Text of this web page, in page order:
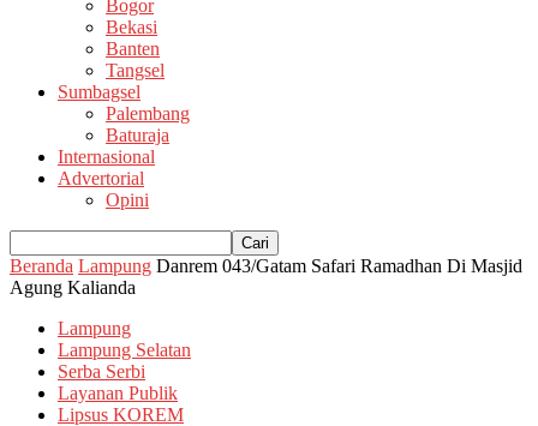
Bogor
Bekasi
Banten
Tangsel
Sumbagsel
Palembang
Baturaja
Internasional
Advertorial
Opini
Beranda Lampung Danrem 043/Gatam Safari Ramadhan Di Masjid
Agung Kalianda
Lampung
Lampung Selatan
Serba Serbi
Layanan Publik
Lipsus KOREM